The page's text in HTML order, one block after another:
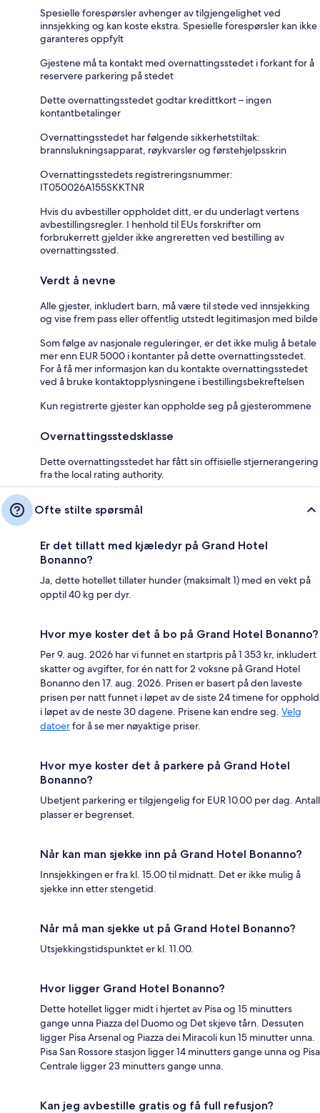
Spesielle forespørsler avhenger av tilgjengelighet ved
innsjekking og kan koste ekstra. Spesielle forespørsler kan ikke
garanteres oppfylt
Gjestene må ta kontakt med overnattingsstedet i forkant for å
reservere parkering på stedet
Dette overnattingsstedet godtar kredittkort – ingen
kontantbetalinger
Overnattingsstedet har følgende sikkerhetstiltak:
brannslukningsapparat, røykvarsler og førstehjelpsskrin
Overnattingsstedets registreringsnummer:
IT050026A155SKKTNR
Hvis du avbestiller oppholdet ditt, er du underlagt vertens
avbestillingsregler. I henhold til EUs forskrifter om
forbrukerrett gjelder ikke angreretten ved bestilling av
overnattingssted.
Verdt å nevne
Alle gjester, inkludert barn, må være til stede ved innsjekking
og vise frem pass eller offentlig utstedt legitimasjon med bilde
Som følge av nasjonale reguleringer, er det ikke mulig å betale
mer enn EUR 5000 i kontanter på dette overnattingsstedet.
For å få mer informasjon kan du kontakte overnattingsstedet
ved å bruke kontaktopplysningene i bestillingsbekreftelsen
Kun registrerte gjester kan oppholde seg på gjesterommene
Overnattingsstedsklasse
Dette overnattingsstedet har fått sin offisielle stjernerangering
fra the local rating authority.
Ofte stilte spørsmål
Er det tillatt med kjæledyr på Grand Hotel
Bonanno?
Ja, dette hotellet tillater hunder (maksimalt 1) med en vekt på
opptil 40 kg per dyr.
Hvor mye koster det å bo på Grand Hotel Bonanno?
Per 9. aug. 2026 har vi funnet en startpris på 1 353 kr, inkludert
skatter og avgifter, for én natt for 2 voksne på Grand Hotel
Bonanno den 17. aug. 2026. Prisen er basert på den laveste
prisen per natt funnet i løpet av de siste 24 timene for opphold
i løpet av de neste 30 dagene. Prisene kan endre seg. Velg
datoerfor å se mer nøyaktige priser.
Hvor mye koster det å parkere på Grand Hotel
Bonanno?
Ubetjent parkering er tilgjengelig for EUR 10.00 per dag. Antall
plasser er begrenset.
Når kan man sjekke inn på Grand Hotel Bonanno?
Innsjekkingen er fra kl. 15.00 til midnatt. Det er ikke mulig å
sjekke inn etter stengetid.
Når må man sjekke ut på Grand Hotel Bonanno?
Utsjekkingstidspunktet er kl. 11.00.
Hvor ligger Grand Hotel Bonanno?
Dette hotellet ligger midt i hjertet av Pisa og 15 minutters
gange unna Piazza del Duomo og Det skjeve tårn. Dessuten
ligger Pisa Arsenal og Piazza dei Miracoli kun 15 minutter unna.
Pisa San Rossore stasjon ligger 14 minutters gange unna og Pisa
Centrale ligger 23 minutters gange unna.
Kan jeg avbestille gratis og få full refusjon?